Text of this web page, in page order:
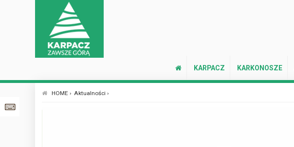
KARPACZ KARKONOSZE
HOME › Aktualności ›